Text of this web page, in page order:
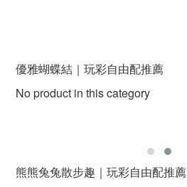
優雅蝴蝶結｜玩彩自由配推薦
No product in this category
熊熊兔兔散步趣｜玩彩自由配推薦